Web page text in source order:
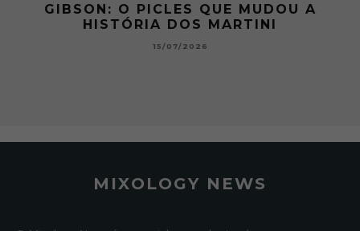
GIBSON: O PICLES QUE MUDOU A
HISTÓRIA DOS MARTINI
15/07/2026
MIXOLOGY NEWS